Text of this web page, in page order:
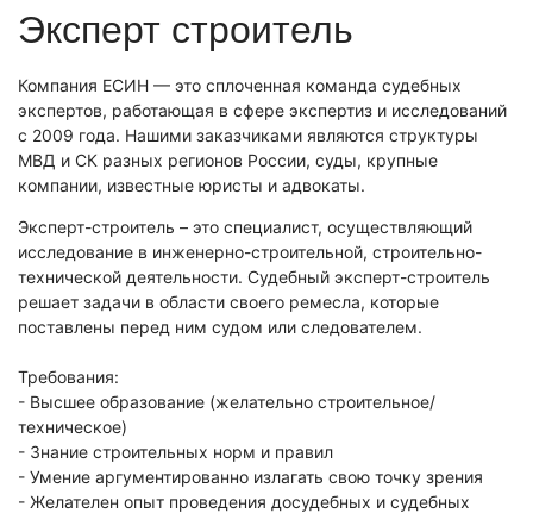
Физико-химическая экспертиза
Экспертиза изделий из металлов
Юридико-лингвистическая экспертиза
Юридическая экспертиза
Исследования на полиграфе
Геммологическая экспертиза (ювелирная)
Заключение эксперта на иностранном языке
Приемка квартиры
Эксперт строитель
Компания ЕСИН — это сплоченная команда судебных
экспертов, работающая в сфере экспертиз и исследований
с 2009 года. Нашими заказчиками являются структуры
МВД и СК разных регионов России, суды, крупные
компании, известные юристы и адвокаты.
Эксперт-строитель – это специалист, осуществляющий
исследование в инженерно-строительной, строительно-
технической деятельности. Судебный эксперт-строитель
решает задачи в области своего ремесла, которые
поставлены перед ним судом или следователем.
Требования:
- Высшее образование (желательно строительное/
техническое)
- Знание строительных норм и правил
- Умение аргументированно излагать свою точку зрения
- Желателен опыт проведения досудебных и судебных